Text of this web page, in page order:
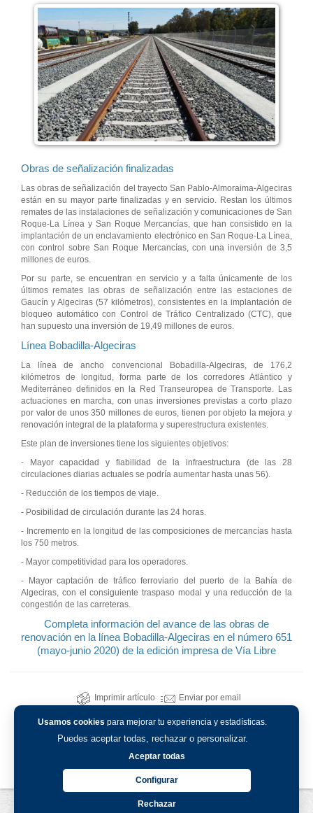
Usamos cookies para mejorar tu experiencia y estadísticas.
Puedes aceptar todas, rechazar o personalizar.
Aceptar todas
Configurar
Rechazar
Obras de señalización finalizadas
Las obras de señalización del trayecto San Pablo-Almoraima-Algeciras
están en su mayor parte finalizadas y en servicio. Restan los últimos
remates de las instalaciones de señalización y comunicaciones de San
Roque-La Línea y San Roque Mercancías, que han consistido en la
implantación de un enclavamiento electrónico en San Roque-La Línea,
con control sobre San Roque Mercancías, con una inversión de 3,5
millones de euros.
Por su parte, se encuentran en servicio y a falta únicamente de los
últimos remates las obras de señalización entre las estaciones de
Gaucín y Algeciras (57 kilómetros), consistentes en la implantación de
bloqueo automático con Control de Tráfico Centralizado (CTC), que
han supuesto una inversión de 19,49 millones de euros.
Línea Bobadilla-Algeciras
La línea de ancho convencional Bobadilla-Algeciras, de 176,2
kilómetros de longitud, forma parte de los corredores Atlántico y
Mediterráneo definidos en la Red Transeuropea de Transporte. Las
actuaciones en marcha, con unas inversiones previstas a corto plazo
por valor de unos 350 millones de euros, tienen por objeto la mejora y
renovación integral de la plataforma y superestructura existentes.
Este plan de inversiones tiene los siguientes objetivos:
- Mayor capacidad y fiabilidad de la infraestructura (de las 28
circulaciones diarias actuales se podría aumentar hasta unas 56).
- Reducción de los tiempos de viaje.
- Posibilidad de circulación durante las 24 horas.
- Incremento en la longitud de las composiciones de mercancías hasta
los 750 metros.
- Mayor competitividad para los operadores.
- Mayor captación de tráfico ferroviario del puerto de la Bahía de
Algeciras, con el consiguiente traspaso modal y una reducción de la
congestión de las carreteras.
Completa información del avance de las obras de
renovación en la línea Bobadilla-Algeciras en el número 651
(mayo-junio 2020) de la edición impresa de Vía Libre
Imprimir artículo Enviar por email
Política de privacidad